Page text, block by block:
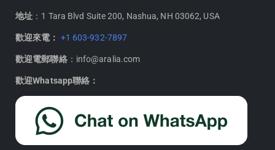
地址 ：1 Tara Blvd Suite 200, Nashua, NH 03062, USA
歡迎來電： +1 603-932-7897
歡迎電郵聯絡：info@aralia.com
歡迎Whatsapp聯絡：